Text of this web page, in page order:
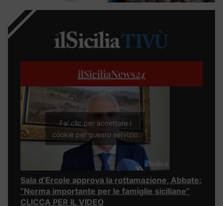
ilSiciliaNews24
Fai clic per accettare i
cookie per questo servizio
Sala d’Ercole approva la rottamazione, Abbate:
“Norma importante per le famiglie siciliane”
CLICCA PER IL VIDEO